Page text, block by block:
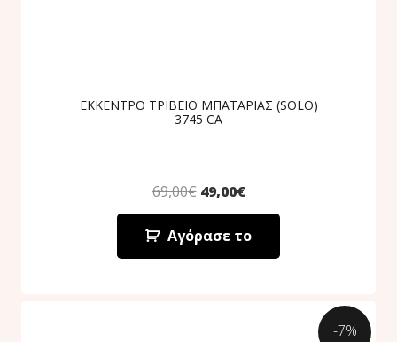
ΕΚΚΕΝΤΡΟ ΤΡΙΒΕΙΟ ΜΠΑΤΑΡΙΑΣ (SOLO)
3745 CA
69,00€ 49,00€
Αγόρασε το
-7%